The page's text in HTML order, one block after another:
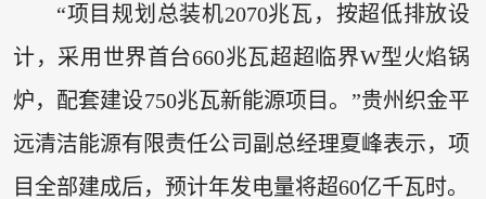
“项目规划总装机2070兆瓦，按超低排放设
计，采用世界首台660兆瓦超超临界W型火焰锅
炉，配套建设750兆瓦新能源项目。”贵州织金平
远清洁能源有限责任公司副总经理夏峰表示，项
目全部建成后，预计年发电量将超60亿千瓦时。